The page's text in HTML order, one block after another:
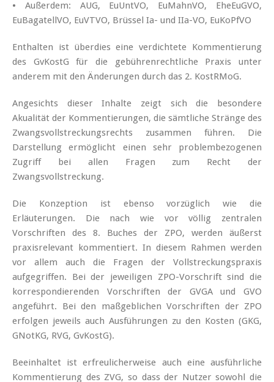
• Außerdem: AUG, EuUntVO, EuMahnVO, EheEuGVO,
EuBagatellVO, EuVTVO, Brüssel Ia- und IIa-VO, EuKoPfVO
Enthalten ist überdies eine verdichtete Kommentierung
des GvKostG für die gebührenrechtliche Praxis unter
anderem mit den Änderungen durch das 2. KostRMoG.
Angesichts dieser Inhalte zeigt sich die besondere
Akualität der Kommentierungen, die sämtliche Stränge des
Zwangsvollstreckungsrechts zusammen führen. Die
Darstellung ermöglicht einen sehr problembezogenen
Zugriff bei allen Fragen zum Recht der
Zwangsvollstreckung.
Die Konzeption ist ebenso vorzüglich wie die
Erläuterungen. Die nach wie vor völlig zentralen
Vorschriften des 8. Buches der ZPO, werden äußerst
praxisrelevant kommentiert. In diesem Rahmen werden
vor allem auch die Fragen der Vollstreckungspraxis
aufgegriffen. Bei der jeweiligen ZPO-Vorschrift sind die
korrespondierenden Vorschriften der GVGA und GVO
angeführt. Bei den maßgeblichen Vorschriften der ZPO
erfolgen jeweils auch Ausführungen zu den Kosten (GKG,
GNotKG, RVG, GvKostG).
Beeinhaltet ist erfreulicherweise auch eine ausführliche
Kommentierung des ZVG, so dass der Nutzer sowohl die